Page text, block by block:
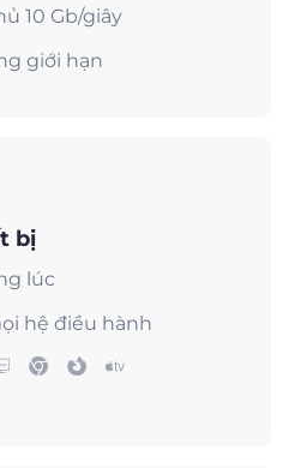
10 Gb/giây
giới hạn
bị
lúc
hệ điều hành